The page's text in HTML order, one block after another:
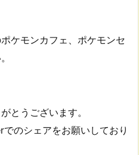
ケモンカフェ、ポケモンセ
とうございます。
のシェアをお願いしており